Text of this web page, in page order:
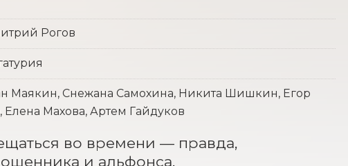
Рогов
Маякин, Снежана Самохина, Никита Шишкин, Егор
Махова, Артем Гайдуков
во времени — правда,
и альфонса,